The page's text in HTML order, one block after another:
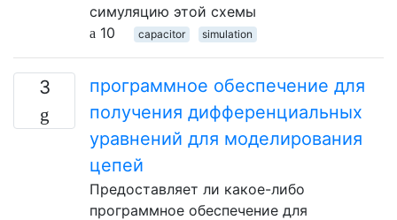
симуляцию этой схемы
10
capacitor simulation
3
программное обеспечение для
получения дифференциальных
уравнений для моделирования
цепей
Предоставляет ли какое-либо
программное обеспечение для